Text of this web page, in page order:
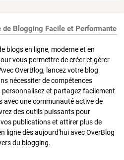
Blogging Facile et Performante
blogs en ligne, moderne et en
vous permettre de créer et gérer
OverBlog, lancez votre blog
nécessiter de compétences
et partagez facilement
avec une communauté active de
des outils puissants pour
publications et attirer plus de
ligne dès aujourd'hui avec OverBlog
du blogging.